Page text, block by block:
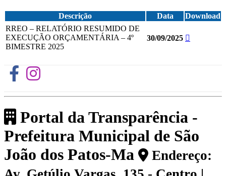
Descrição Data
Download
RREO – RELATÓRIO RESUMIDO DE
EXECUÇÃO ORÇAMENTÁRIA – 4º
BIMESTRE 2025
30/09/2025
Portal da Transparência -
Prefeitura Municipal de São
João dos Patos-Ma
Endereço: